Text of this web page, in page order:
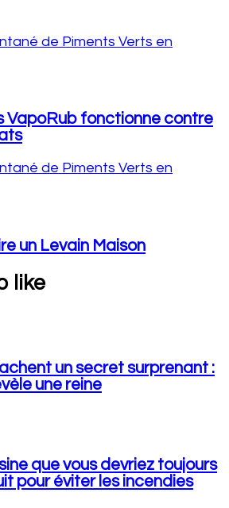
VapoRub fonctionne contre
un Levain Maison
like
un secret surprenant :
une reine
que vous devriez toujours
pour éviter les incendies